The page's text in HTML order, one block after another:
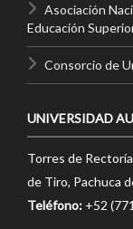
Asociación
Educación
Consorcio de
UNIVERSIDAD
Torres de
de Tiro, Pachuca
Teléfono: +52